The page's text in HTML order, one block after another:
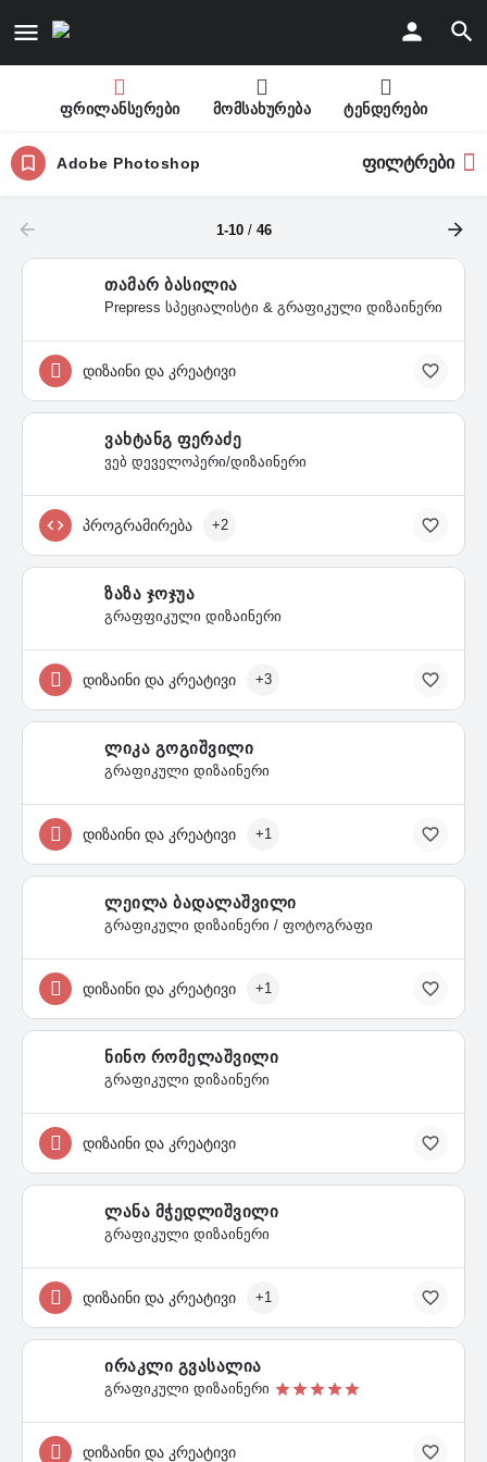
ფრილანსერები მომსახურება ტენდერები
Adobe Photoshop ფილტრები
1-10/ 46
თამარ ბასილია
Prepress სპეციალისტი & გრაფიკული დიზაინერი
დიზაინი და კრეატივი
ვახტანგ ფერაძე
ვებ დეველოპერი/დიზაინერი
პროგრამირება +2
ზაზა ჯოჯუა
გრაფფიკული დიზაინერი
დიზაინი და კრეატივი +3
ლიკა გოგიშვილი
გრაფიკული დიზაინერი
დიზაინი და კრეატივი +1
ლეილა ბადალაშვილი
გრაფიკული დიზაინერი / ფოტოგრაფი
დიზაინი და კრეატივი +1
ნინო რომელაშვილი
გრაფიკული დიზაინერი
დიზაინი და კრეატივი
ლანა მჭედლიშვილი
გრაფიკული დიზაინერი
დიზაინი და კრეატივი +1
ირაკლი გვასალია
გრაფიკული დიზაინერი
დიზაინი და კრეატივი